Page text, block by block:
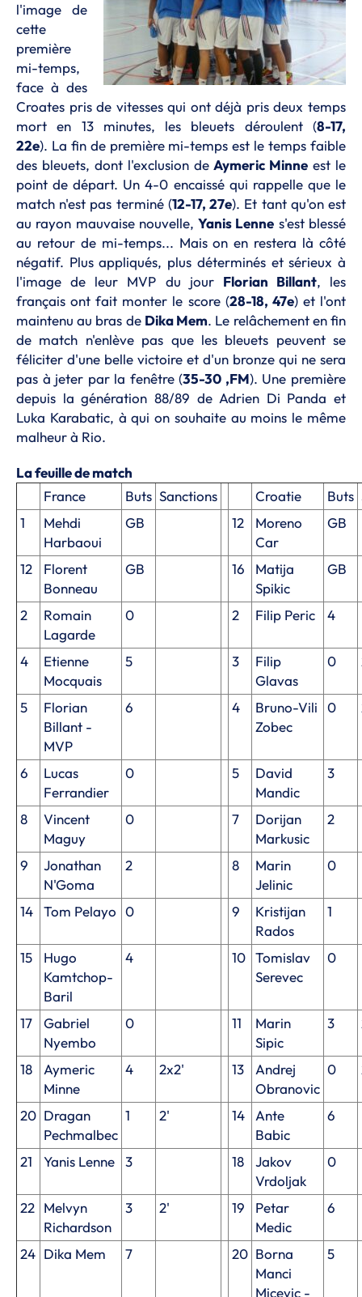
l'image de
cette
première
mi-temps,
face à des
Croates pris de vitesses qui ont déjà pris deux temps
mort en 13 minutes, les bleuets déroulent (8-17,
22e). La fin de première mi-temps est le temps faible
des bleuets, dont l'exclusion deAymeric Minne est le
point de départ. Un 4-0 encaissé qui rappelle que le
match n'est pas terminé (12-17, 27e). Et tant qu'on est
au rayon mauvaise nouvelle,Yanis Lenne s'est blessé
au retour de mi-temps... Mais on en restera là côté
négatif. Plus appliqués, plus déterminés et sérieux à
l'image de leur MVP du jour Florian Billant, les
français ont fait monter le score (28-18, 47e) et l'ont
maintenu au bras de Dika Mem. Le relâchement en fin
de match n'enlève pas que les bleuets peuvent se
féliciter d'une belle victoire et d'un bronze qui ne sera
pas à jeter par la fenêtre (35-30 ,FM). Une première
depuis la génération 88/89 de Adrien Di Panda et
Luka Karabatic, à qui on souhaite au moins le même
malheur à Rio.
La feuille de match
France
Buts Sanctions Croatie Buts
1
Mehdi
Harbaoui
GB 12
Moreno
Car
GB
12
Florent
Bonneau
GB 16
Matija
Spikic
GB
2
Romain
Lagarde
0 2 Filip Peric 4
4
Etienne
Mocquais
5 3
Filip
Glavas
0
5
Florian
Billant -
MVP
6 4
Bruno-Vili
Zobec
0
6
Lucas
Ferrandier
0 5
David
Mandic
3
8
Vincent
Maguy
0 7
Dorijan
Markusic
2
9
Jonathan
N'Goma
2 8
Marin
Jelinic
0
14 Tom Pelayo 0 9
Kristijan
Rados
1
15
Hugo
Kamtchop-
Baril
4 10 Tomislav
Serevec
0
17
Gabriel
Nyembo
0 11
Marin
Sipic
3
18
Aymeric
Minne
4 2x2' 13
Andrej
Obranovic
0
20 Dragan
Pechmalbec
1 2' 14
Ante
Babic
6
21 Yanis Lenne 3 18
Jakov
Vrdoljak
0
22 Melvyn
Richardson
3 2' 19
Petar
Medic
6
24 Dika Mem 7 20 Borna
Manci
Micevic -
5